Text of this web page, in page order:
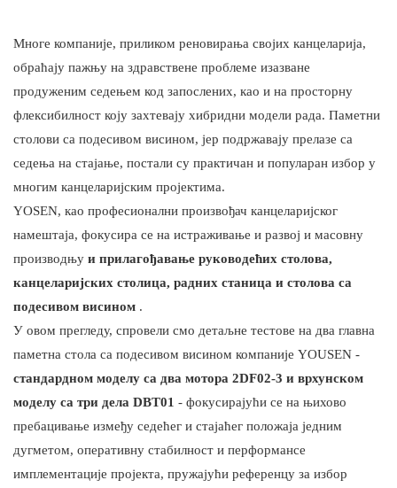
Многе компаније, приликом реновирања својих канцеларија,
обраћају пажњу на здравствене проблеме изазване
продуженим седењем код запослених, као и на просторну
флексибилност коју захтевају хибридни модели рада. Паметни
столови са подесивом висином, јер подржавају прелазе са
седења на стајање, постали су практичан и популаран избор у
многим канцеларијским пројектима.
YOSEN, као професионални произвођач канцеларијског
намештаја, фокусира се на истраживање и развој и масовну
производњу и прилагођавање руководећих столова,
канцеларијских столица, радних станица и столова са
подесивом висином .
У овом прегледу, спровели смо детаљне тестове на два главна
паметна стола са подесивом висином компаније YOUSEN -
стандардном моделу са два мотора 2DF02-3 и врхунском
моделу са три дела DBT01 - фокусирајући се на њихово
пребацивање између седећег и стајаћег положаја једним
дугметом, оперативну стабилност и перформансе
имплементације пројекта, пружајући референцу за избор